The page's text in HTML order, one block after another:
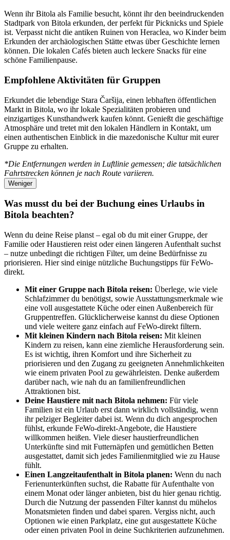
Wenn ihr Bitola als Familie besucht, könnt ihr den beeindruckenden
Stadtpark von Bitola erkunden, der perfekt für Picknicks und Spiele
ist. Verpasst nicht die antiken Ruinen von Heraclea, wo Kinder beim
Erkunden der archäologischen Stätte etwas über Geschichte lernen
können. Die lokalen Cafés bieten auch leckere Snacks für eine
schöne Familienpause.
Empfohlene Aktivitäten für Gruppen
Erkundet die lebendige Stara Čaršija, einen lebhaften öffentlichen
Markt in Bitola, wo ihr lokale Spezialitäten probieren und
einzigartiges Kunsthandwerk kaufen könnt. Genießt die geschäftige
Atmosphäre und tretet mit den lokalen Händlern in Kontakt, um
einen authentischen Einblick in die mazedonische Kultur mit eurer
Gruppe zu erhalten.
*Die Entfernungen werden in Luftlinie gemessen; die tatsächlichen
Fahrtstrecken können je nach Route variieren.
Weniger
Was musst du bei der Buchung eines Urlaubs in
Bitola beachten?
Wenn du deine Reise planst – egal ob du mit einer Gruppe, der
Familie oder Haustieren reist oder einen längeren Aufenthalt suchst
– nutze unbedingt die richtigen Filter, um deine Bedürfnisse zu
priorisieren. Hier sind einige nützliche Buchungstipps für FeWo-
direkt.
Mit einer Gruppe nach Bitola reisen: Überlege, wie viele
Schlafzimmer du benötigst, sowie Ausstattungsmerkmale wie
eine voll ausgestattete Küche oder einen Außenbereich für
Gruppentreffen. Glücklicherweise kannst du diese Optionen
und viele weitere ganz einfach auf FeWo-direkt filtern.
Mit kleinen Kindern nach Bitola reisen: Mit kleinen
Kindern zu reisen, kann eine ziemliche Herausforderung sein.
Es ist wichtig, ihren Komfort und ihre Sicherheit zu
priorisieren und den Zugang zu geeigneten Annehmlichkeiten
wie einem privaten Pool zu gewährleisten. Denke außerdem
darüber nach, wie nah du an familienfreundlichen
Attraktionen bist.
Deine Haustiere mit nach Bitola nehmen: Für viele
Familien ist ein Urlaub erst dann wirklich vollständig, wenn
ihr pelziger Begleiter dabei ist. Wenn du dich angesprochen
fühlst, erkunde FeWo-direkt-Angebote, die Haustiere
willkommen heißen. Viele dieser haustierfreundlichen
Unterkünfte sind mit Futternäpfen und gemütlichen Betten
ausgestattet, damit sich jedes Familienmitglied wie zu Hause
fühlt.
Einen Langzeitaufenthalt in Bitola planen: Wenn du nach
Ferienunterkünften suchst, die Rabatte für Aufenthalte von
einem Monat oder länger anbieten, bist du hier genau richtig.
Durch die Nutzung der passenden Filter kannst du mühelos
Monatsmieten finden und dabei sparen. Vergiss nicht, auch
Optionen wie einen Parkplatz, eine gut ausgestattete Küche
oder einen privaten Pool in deine Suchkriterien aufzunehmen.